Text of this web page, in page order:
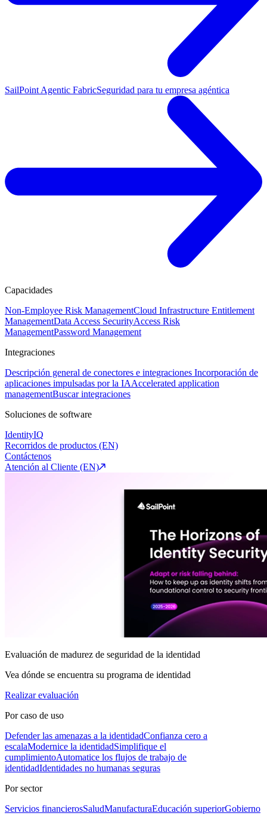
SailPoint Agentic FabricSeguridad para tu empresa agéntica
Capacidades
Non-Employee Risk ManagementCloud Infrastructure Entitlement
ManagementData Access SecurityAccess Risk
ManagementPassword Management
Integraciones
Descripción general de conectores e integraciones Incorporación de
aplicaciones impulsadas por la IAAccelerated application
managementBuscar integraciones
Soluciones de software
IdentityIQ
Recorridos de productos (EN)
Contáctenos
Atención al Cliente (EN)
Evaluación de madurez de seguridad de la identidad
Vea dónde se encuentra su programa de identidad
Realizar evaluación
Por caso de uso
Defender las amenazas a la identidadConfianza cero a
escalaModernice la identidadSimplifique el
cumplimientoAutomatice los flujos de trabajo de
identidadIdentidades no humanas seguras
Por sector
Servicios financierosSaludManufacturaEducación superiorGobierno